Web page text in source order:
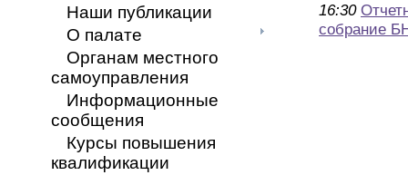
Наши публикации
О палате
Органам местного
самоуправления
Информационные
сообщения
Курсы повышения
квалификации
16:30
собрание